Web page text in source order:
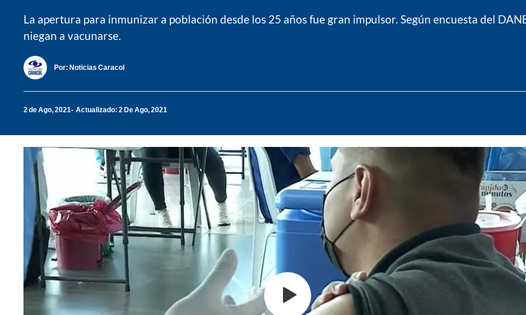
La apertura para inmunizar a población desde los 25 años fue gran impulsor. Según encuesta del
niegan a vacunarse.
Por: Noticias Caracol
2 de Ago, 2021 Actualizado: 2 De Ago, 2021